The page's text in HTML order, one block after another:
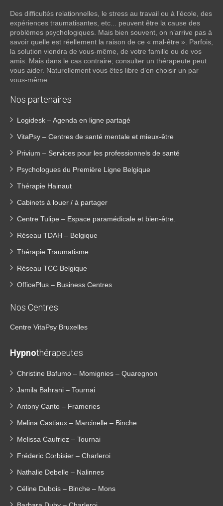
Des difficultés relationnelles, le stress au travail ou à l’école, des
expériences traumatisantes, etc... peuvent être la cause des
problèmes psychologiques. Mais bien souvent, on n’arrive pas à
savoir quelle est réellement la raison de ce « mal-être ». Parfois,
la solution viendra de vous-même, de votre famille ou de vos
amis. Mais dans le cas contraire; consulter un thérapeute peut
vous aider. Naturellement vous êtes libre d’en choisir un par
vous-même.
Nos partenaires
Logidesk – Agenda en ligne partagé
VitaPsy – Centres de santé mentale et mieux-être
Privium – Services pour les professionnels de santé
Psychologues du Première Ligne Belgique
Thérapie Hainaut
Cabinets à louer / à partager
Centre Tulipe – Espace paramédicale et bien-être.
Réseau TDAH – Belgique
Thérapie Traumatisme
Réseau TCC Belgique
OfficePlus – Business Centres
Nos Centres
Centre VitaPsy Bruxelles
Hypnothérapeutes
Christine Bafumo – Momignies – Quaregnon
Jamila Bahrani – Tournai
Antony Canto – Frameries
Melina Castiaux – Marcinelle – Binche
Melissa Caufriez – Tournai
Fréderic Corbisier – Charleroi
Nathalie Debelle – Nalinnes
Céline Dubois – Binche – Mons